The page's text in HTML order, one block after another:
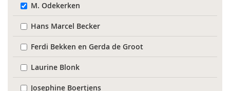
M. Odekerken
Hans Marcel Becker
Ferdi Bekken en Gerda de Groot
Laurine Blonk
Josephine Boertjens